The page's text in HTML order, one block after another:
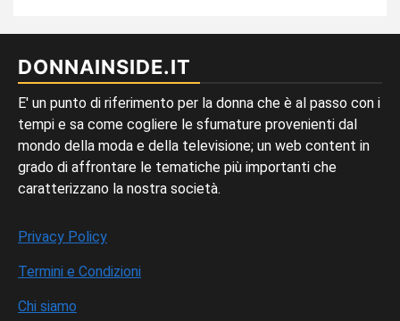
DONNAINSIDE.IT
E' un punto di riferimento per la donna che è al passo con i
tempi e sa come cogliere le sfumature provenienti dal
mondo della moda e della televisione; un web content in
grado di affrontare le tematiche più importanti che
caratterizzano la nostra società.
Privacy Policy
Termini e Condizioni
Chi siamo